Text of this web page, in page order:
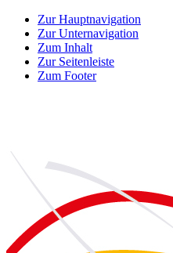
Zur Hauptnavigation
Zur Unternavigation
Zum Inhalt
Zur Seitenleiste
Zum Footer